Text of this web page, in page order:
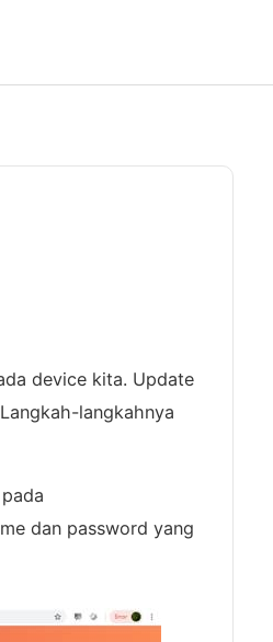
device kita. Update
langkahnya
dan password yang